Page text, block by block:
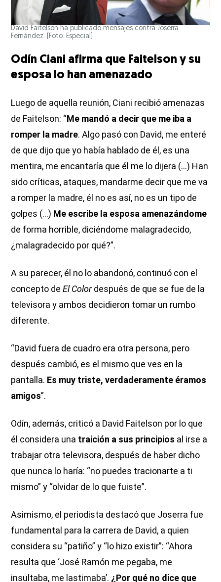
David Faitelson ha publicado mensajes contra Joserra
Fernández. (Foto: Especial)
Odín Ciani afirma que Faitelson y su
esposa lo han amenazado
Luego de aquella reunión, Ciani recibió amenazas
de Faitelson: “Me mandó a decir que me iba a
romper la madre. Algo pasó con David, me enteré
de que dijo que yo había hablado de él, es una
mentira, me encantaría que él me lo dijera (...) Han
sido críticas, ataques, mandarme decir que me va
a romper la madre, él no es así, no es un tipo de
golpes (...) Me escribe la esposa amenazándome
de forma horrible, diciéndome malagradecido,
¿malagradecido por qué?”.
A su parecer, él no lo abandonó, continuó con el
concepto deEl Colordespués de que se fue de la
televisora y ambos decidieron tomar un rumbo
diferente.
“David fuera de cuadro era otra persona, pero
después cambió, es el mismo que ves en la
pantalla. Es muy triste, verdaderamente éramos
amigos”.
Odín, además, criticó a David Faitelson por lo que
él considera una traición a sus principios al irse a
trabajar otra televisora, después de haber dicho
que nunca lo haría: “no puedes tracionarte a ti
mismo” y “olvidar de lo que fuiste”.
Asimismo, el periodista destacó que Joserra fue
fundamental para la carrera de David, a quien
considera su “patiño” y “lo hizo existir”: “Ahora
resulta que ‘José Ramón me pegaba, me
insultaba, me lastimaba’. ¿Por qué no dice que